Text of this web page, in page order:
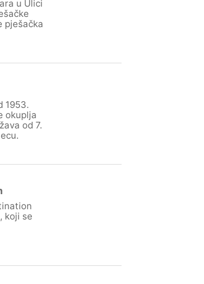
u Ulici
pješačka
1953.
okuplja
od 7.
koji se